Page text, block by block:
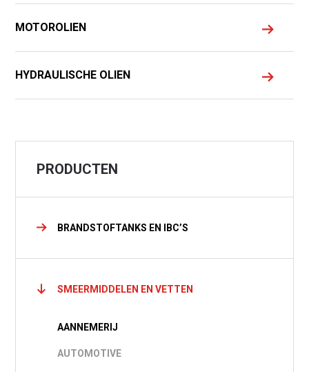
Waar ben je naar op zoek?
PRODUCTEN
BRANDSTOFTANKS EN IBC’S
SMEERMIDDELEN EN VETTEN
AANNEMERIJ
AUTOMOTIVE
MOTOROLIEN
HYDRAULISCHE OLIEN